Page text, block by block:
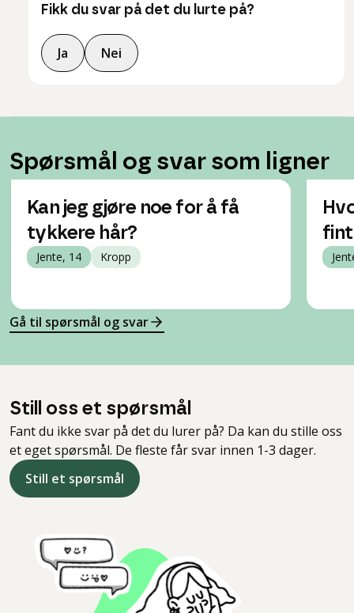
Fikk du svar på det du lurte på?
Ja Nei
Spørsmål og svar som ligner
Kan jeg gjøre noe for å få
tykkere hår?
Jente, 14 Kropp
fint
Gå til spørsmål og svar
Still oss et spørsmål
Fant du ikke svar på det du lurer på? Da kan du stille oss
et eget spørsmål. De fleste får svar innen 1-3 dager.
Still et spørsmål